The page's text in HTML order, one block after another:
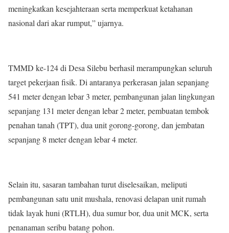
meningkatkan kesejahteraan serta memperkuat ketahanan
nasional dari akar rumput,” ujarnya.
TMMD ke-124 di Desa Silebu berhasil merampungkan seluruh
target pekerjaan fisik. Di antaranya perkerasan jalan sepanjang
541 meter dengan lebar 3 meter, pembangunan jalan lingkungan
sepanjang 131 meter dengan lebar 2 meter, pembuatan tembok
penahan tanah (TPT), dua unit gorong-gorong, dan jembatan
sepanjang 8 meter dengan lebar 4 meter.
Selain itu, sasaran tambahan turut diselesaikan, meliputi
pembangunan satu unit mushala, renovasi delapan unit rumah
tidak layak huni (RTLH), dua sumur bor, dua unit MCK, serta
penanaman seribu batang pohon.